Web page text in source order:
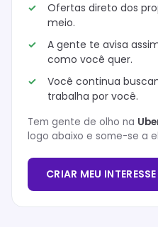
Ofertas direto dos
meio.
A gente te avisa
como você quer.
Você continua
trabalha por você.
Tem gente de olho na
logo abaixo e some-se a
CRIAR MEU INTERESSE